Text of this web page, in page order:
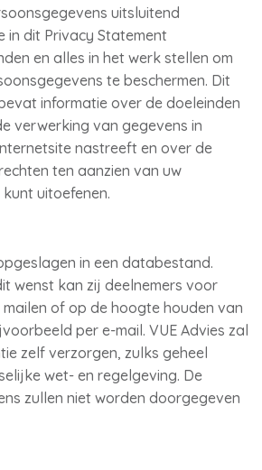
uitsluitend
in dit Privacy Statement
en alles in het werk stellen om
te beschermen. Dit
informatie over de doeleinden
verwerking van gegevens in
nastreeft en over de
ten aanzien van uw
uitoefenen.
in een databestand.
wenst kan zij deelnemers voor
of op de hoogte houden van
per e-mail. VUE Advies zal
zelf verzorgen, zulks geheel
wet- en regelgeving. De
zullen niet worden doorgegeven